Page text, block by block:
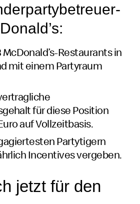
:
Restaurants in
mit einem Partyraum
für diese Position
auf Vollzeitbasis.
Partytigern
Incentivesvergeben.
jetzt für den